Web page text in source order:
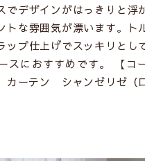
でデザインがはっきりと浮
トな雰囲気が漂います。ト
ップ仕上げでスッキリとし
スにおすすめです。 【コ
カーテン シャンゼリゼ（